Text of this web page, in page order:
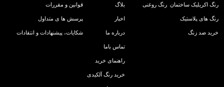
رنگ اکریلیک ساختمان
رنگ های پلاستیک
خرید ضد زنگ
رنگ روغنی بلاگ
اخبار
درباره ما
تماس باما
راهنمای خرید
خرید رنگ آلکیدی
قوانین و مقررات
پرسش ها ی متداول
شکایات، پیشنهادات و انتقادات